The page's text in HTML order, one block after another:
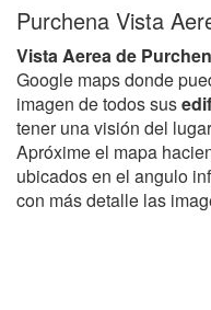
Purchena Vista
Vista Aerea de
Google maps donde
imagen de todos sus
tener una visión del
Apróxime el mapa
ubicados en el angulo
con más detalle las